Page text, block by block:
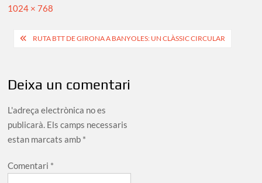
Full
1024 × 768
Navegació
RUTA BTT DE GIRONA A BANYOLES: UN CLÀSSIC CIRCULAR
Deixa un comentari
L'adreça electrònica no es
publicarà. Els camps necessaris
estan marcats amb *
Comentari *